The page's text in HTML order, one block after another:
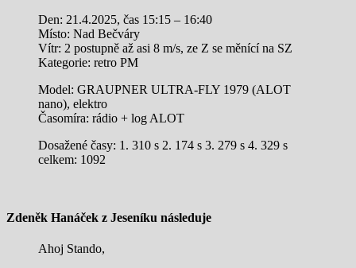
Den: 21.4.2025, čas 15:15 – 16:40
Místo: Nad Bečváry
Vítr: 2 postupně až asi 8 m/s, ze Z se měnící na SZ
Kategorie: retro PM
Model: GRAUPNER ULTRA-FLY 1979 (ALOT
nano), elektro
Časomíra: rádio + log ALOT
Dosažené časy: 1. 310 s 2. 174 s 3. 279 s 4. 329 s
celkem: 1092
Zdeněk Hanáček z Jeseníku následuje
Ahoj Stando,